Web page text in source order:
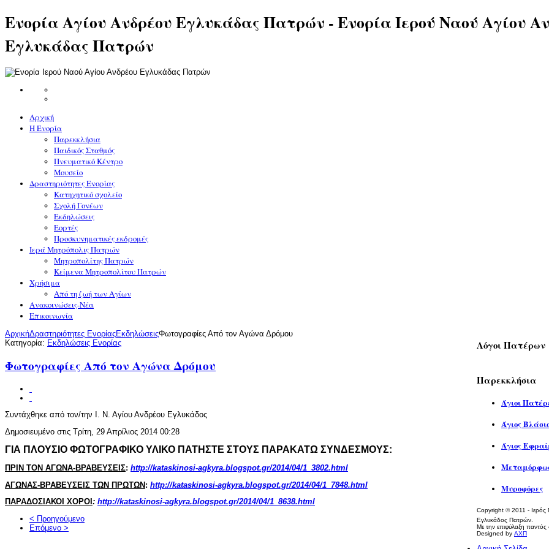
Ενορία Αγίου Ανδρέου Εγλυκάδας Πατρών - Ενορία Ιερού Ναού Αγίου
Εγλυκάδας Πατρών
Αρχική
Η Ενορία
Παρεκκλήσια
Παιδικός Σταθμός
Πνευματικό Κέντρο
Μουσείο
Δραστηριότητες Ενορίας
Κατηχητικό σχολείο
Σχολή Γονέων
Εκδηλώσεις
Εορτές
Προσκυνηματικές εκδρομές
Ιερά Μητρόπολις Πατρών
Μητροπολίτης Πατρών
Κείμενα Μητροπολίτου Πατρών
Χρήσιμα
Από τη ζωή των Αγίων
Ανακοινώσεις-Νέα
Επικοινωνία
ΑρχικήΔραστηριότητες ΕνορίαςΕκδηλώσειςΦωτογραφίες Από τον Αγώνα Δρόμου
Κατηγορία: Εκδηλώσεις Ενορίας
Φωτογραφίες Από τον Αγώνα Δρόμου
Συντάχθηκε από τον/την Ι. Ν. Αγίου Ανδρέου Εγλυκάδος
Δημοσιευμένο στις Τρίτη, 29 Απρίλιος 2014 00:28
ΓΙΑ ΠΛΟΥΣΙΟ ΦΩΤΟΓΡΑΦΙΚΟ ΥΛΙΚΟ ΠΑΤΗΣΤΕ ΣΤΟΥΣ ΠΑΡΑΚΑΤΩ ΣΥΝΔΕΣΜΟΥΣ:
ΠΡΙΝ ΤΟΝ ΑΓΩΝΑ-ΒΡΑΒΕΥΣΕΙΣ: http://kataskinosi-agkyra.blogspot.gr/2014/04/1_3802.html
ΑΓΩΝΑΣ-ΒΡΑΒΕΥΣΕΙΣ ΤΩΝ ΠΡΩΤΩΝ: http://kataskinosi-agkyra.blogspot.gr/2014/04/1_7848.html
ΠΑΡΑΔΟΣΙΑΚΟΙ ΧΟΡΟΙ : http://kataskinosi-agkyra.blogspot.gr/2014/04/1_8638.html
< Προηγούμενο
Επόμενο >
Λόγοι Πατέρων
Παρεκκλήσια
Άγιοι
Άγιος
Άγιος
Μυροφόρες
Copyright ©2011 - Ιερός
Εγλυκάδος Πατρών.
Με την επιφύλαξη παντός
Designed by ΑΧΠ